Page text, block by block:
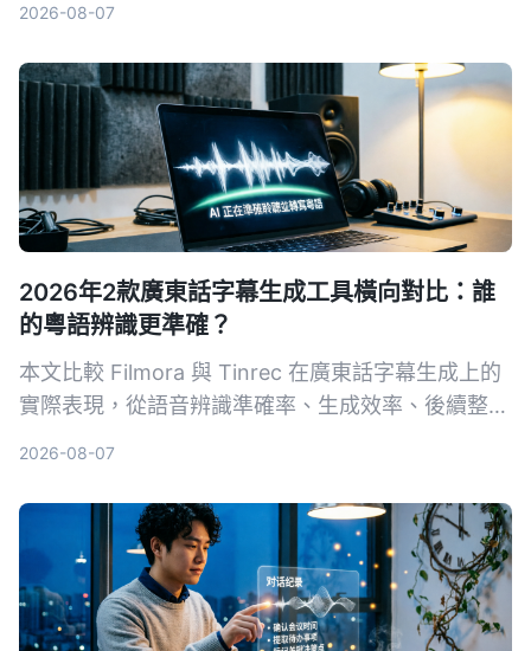
2026-08-07
2026年2款廣東話字幕生成工具橫向對比：誰
的粵語辨識更準確？
本文比較 Filmora 與 Tinrec 在廣東話字幕生成上的
實際表現，從語音辨識準確率、生成效率、後續整理
2026-08-07